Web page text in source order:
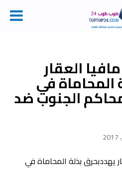
العقار
المحاماة في
الجنوب ضد